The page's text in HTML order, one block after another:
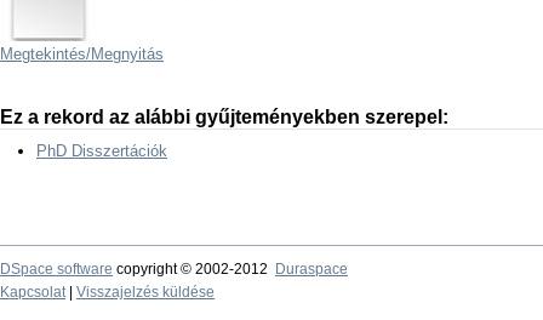
Megtekintés/Megnyitás
Ez a rekord az alábbi gyűjteményekben szerepel:
PhD Disszertációk
DSpace software copyright © 2002-2012
Duraspace
Kapcsolat| Visszajelzés küldése